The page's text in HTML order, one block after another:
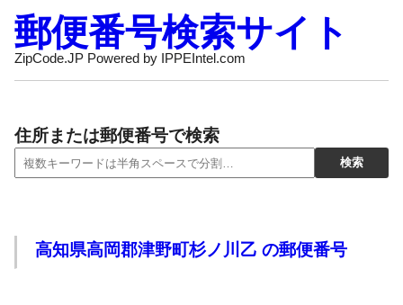
郵便番号検索サイト
ZipCode.JP Powered by IPPEIntel.com
住所または郵便番号で検索
高知県高岡郡津野町杉ノ川乙 の郵便番号